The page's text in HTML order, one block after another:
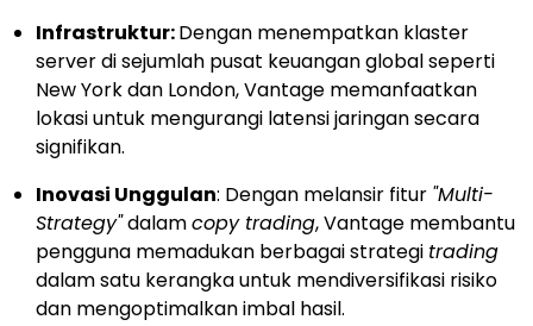
Infrastruktur:Dengan menempatkan klaster
server di sejumlah pusat keuangan global seperti
New York dan London, Vantage memanfaatkan
lokasi untuk mengurangi latensi jaringan secara
signifikan.
Inovasi Unggulan: Dengan melansir fitur "Multi-
Strategy"dalamcopy trading, Vantage membantu
pengguna memadukan berbagai strategi trading
dalam satu kerangka untuk mendiversifikasi risiko
dan mengoptimalkan imbal hasil.